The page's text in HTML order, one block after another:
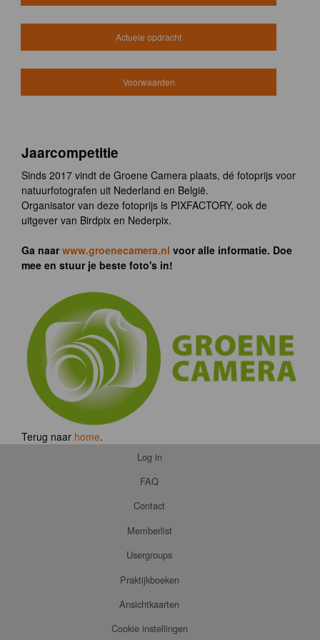
Actuele opdracht
Voorwaarden
Jaarcompetitie
Sinds 2017 vindt de Groene Camera plaats, dé fotoprijs voor
natuurfotografen uit Nederland en België.
Organisator van deze fotoprijs is PIXFACTORY, ook de
uitgever van Birdpix en Nederpix.
Ga naarwww.groenecamera.nl voor alle informatie. Doe
mee en stuur je beste foto's in!
Terug naar home.
Log in
FAQ
Contact
Memberlist
Usergroups
Praktijkboeken
Ansichtkaarten
Cookie instellingen